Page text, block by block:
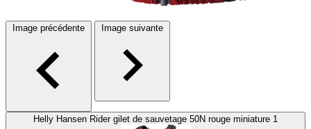
Image précédente Image suivante
Helly Hansen Rider gilet de sauvetage 50N rouge miniature 1